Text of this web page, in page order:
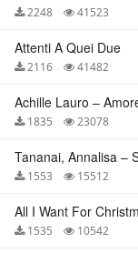
2248 41523
Attenti A Quei Due
2116 41482
1835 23078
1553 15512
1535 10542